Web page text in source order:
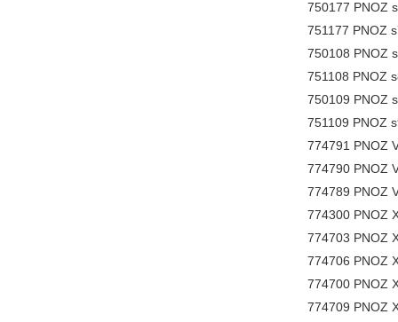
750177 PNOZ
751177 PNOZ
750108 PNOZ
751108 PNOZ
750109 PNOZ
751109 PNOZ
774791 PNOZ
774790 PNOZ
774789 PNOZ
774300 PNOZ
774703 PNOZ
774706 PNOZ
774700 PNOZ
774709 PNOZ